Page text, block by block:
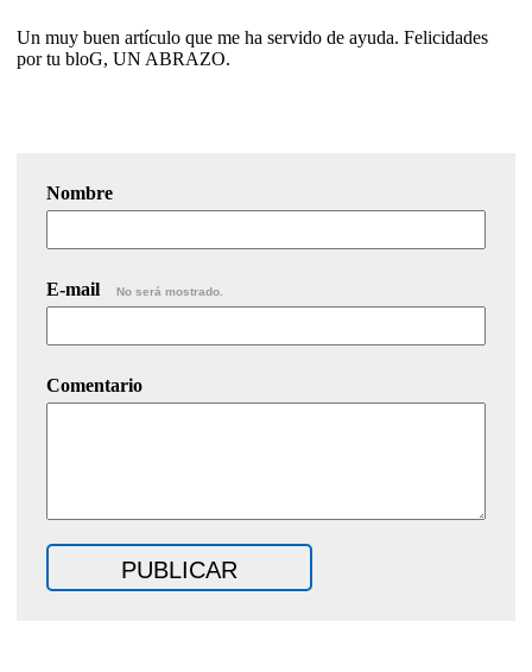
Un muy buen artículo que me ha servido de ayuda. Felicidades
por tu bloG, UN ABRAZO.
Nombre
E-mail No será mostrado.
Comentario